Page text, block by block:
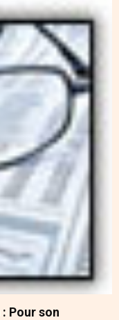
: Pour son